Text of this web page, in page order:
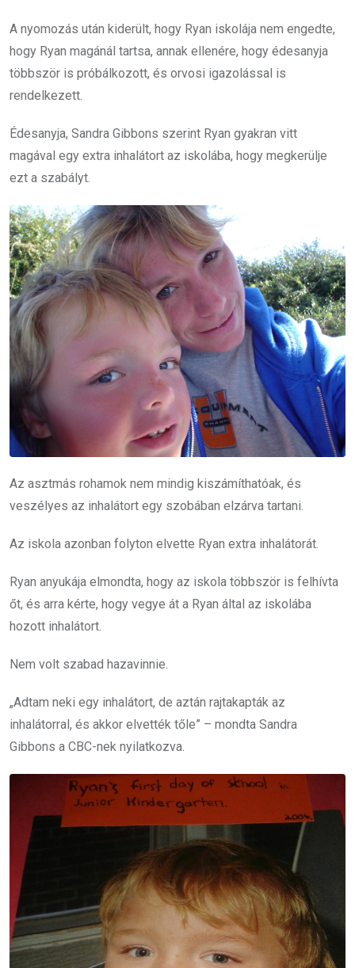
A nyomozás után kiderült, hogy Ryan iskolája nem engedte,
hogy Ryan magánál tartsa, annak ellenére, hogy édesanyja
többször is próbálkozott, és orvosi igazolással is
rendelkezett.
Édesanyja, Sandra Gibbons szerint Ryan gyakran vitt
magával egy extra inhalátort az iskolába, hogy megkerülje
ezt a szabályt.
Az asztmás rohamok nem mindig kiszámíthatóak, és
veszélyes az inhalátort egy szobában elzárva tartani.
Az iskola azonban folyton elvette Ryan extra inhalátorát.
Ryan anyukája elmondta, hogy az iskola többször is felhívta
őt, és arra kérte, hogy vegye át a Ryan által az iskolába
hozott inhalátort.
Nem volt szabad hazavinnie.
„Adtam neki egy inhalátort, de aztán rajtakapták az
inhalátorral, és akkor elvették tőle” – mondta Sandra
Gibbons a CBC-nek nyilatkozva.